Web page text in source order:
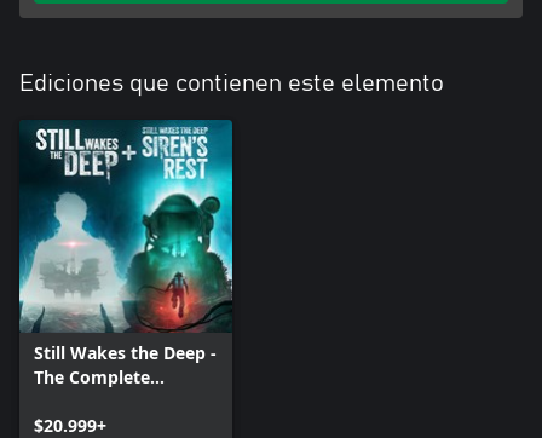
Ediciones que contienen este elemento
Still Wakes the Deep -
The Complete
$20.999+